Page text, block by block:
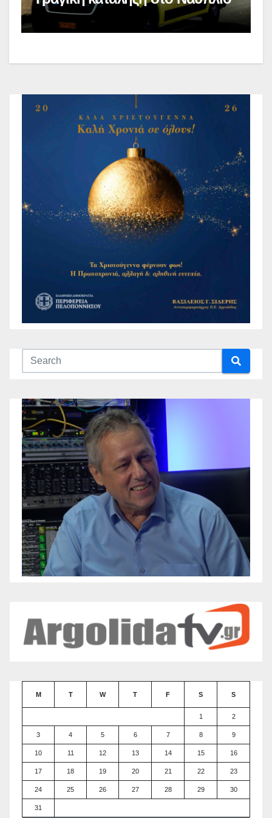
M T W T F S S
1 2
3 4 5 6 7 8 9
10 11 12 13 14 15 16
17 18 19 20 21 22 23
24 25 26 27 28 29 30
31